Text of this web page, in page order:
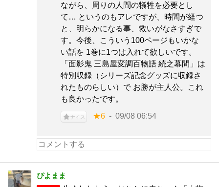
ながら、周りの人間の犠牲を必要とし
て… というのもアレですが、時間が経つ
と、明らかになる事、救いがなさすぎで
す。今後、こういう100ページもいかな
い話を 1巻に1つは入れて欲しいです。
「面影鬼 三島屋変調百物語 続之幕間」は
特別収録（シリーズ記念グッズに収録さ
れたものらしい）で お勝が主人公。これ
も良かったです。
ナイス ★6 09/08 06:54
ぴよまま